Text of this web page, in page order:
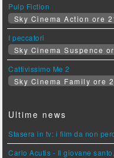
Pulp Fiction
Sky Cinema Action ore
I peccatori
Sky Cinema Suspence
Cattivissimo Me 2
Sky Cinema Family ore
Ultime news
Stasera in tv: i film da non
Carlo Acutis - Il giovane